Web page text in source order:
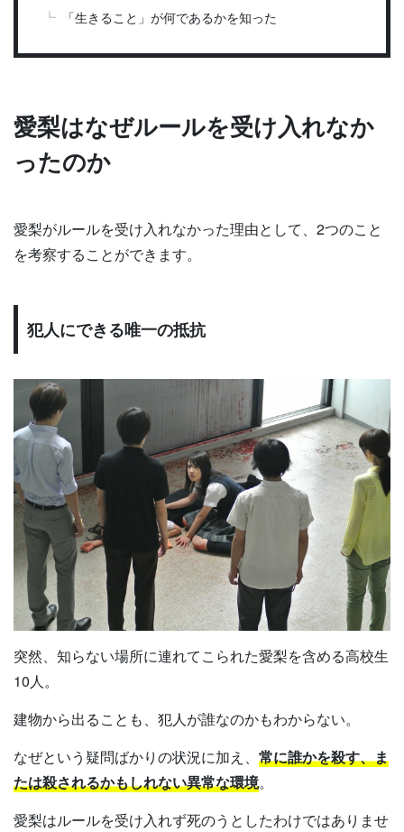
「生きること」が何であるかを知った
愛梨はなぜルールを受け入れなか
ったのか
愛梨がルールを受け入れなかった理由として、2つのこと
を考察することができます。
犯人にできる唯一の抵抗
突然、知らない場所に連れてこられた愛梨を含める高校生
10人。
建物から出ることも、犯人が誰なのかもわからない。
なぜという疑問ばかりの状況に加え、 常に誰かを殺す、ま
たは殺されるかもしれない異常な環境。
愛梨はルールを受け入れず死のうとしたわけではありませ